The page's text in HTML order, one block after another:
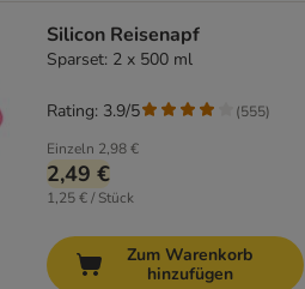
Silicon Reisenapf
Sparset: 2 x 500 ml
Einzeln 2,98 €
2,49 €
1,25 € / Stück
Rating: 3.9/5 (555)
Zum Warenkorb
hinzufügen